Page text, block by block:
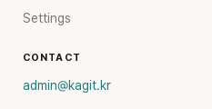
Settings
CONTACT
admin@kagit.kr